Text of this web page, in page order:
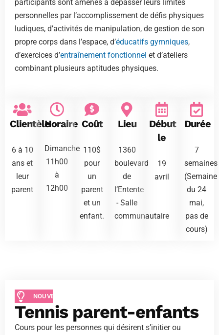
participants sont amenés à dépasser leurs limites
personnelles par l’accomplissement de défis physiques
ludiques, d’activités de manipulation, de gestion de son
propre corps dans l’espace, d’éducatifs gymniques,
d’exercices d’entraînement fonctionnel et d’ateliers
combinant plusieurs aptitudes physiques.
Clientèle
6 à 10
ans et
leur
parent
Horaire
Dimanche
11h00
à
12h00
Coût
110$
pour
un
parent
et un
enfant.
Lieu
1360
boulevard
de
l’Entente
- Salle
communautaire
Début
le
19
avril
Durée
7
semaines
(Semaine
du 24
mai,
pas de
cours)
NOUVEAUTÉ
Tennis parent-enfants
Cours pour les personnes qui désirent s’initier ou